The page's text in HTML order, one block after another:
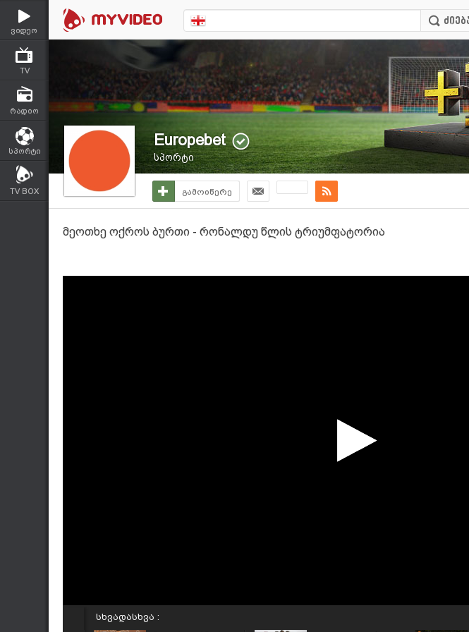
ვიდეო
TV
რადიო
სპორტი
TV BOX
Europebet
სპორტი
გამოიწერე
მეოთხე ოქროს ბურთი - რონალდუ წლის ტრიუმფატორია
სხვადასხვა :